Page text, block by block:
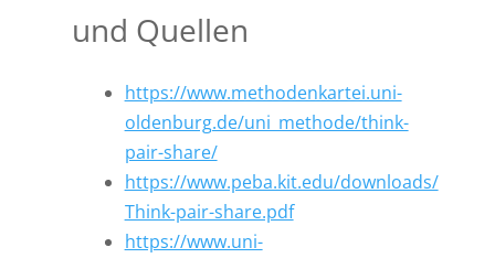
und Quellen
https://www.methodenkartei.uni-
oldenburg.de/uni_methode/think-
pair-share/
https://www.peba.kit.edu/downloads/
Think-pair-share.pdf
https://www.uni-